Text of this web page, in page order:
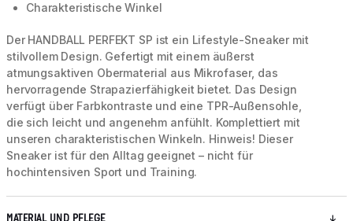
Charakteristische Winkel
Der HANDBALL PERFEKT SP ist ein Lifestyle-Sneaker mit
stilvollem Design. Gefertigt mit einem äußerst
atmungsaktiven Obermaterial aus Mikrofaser, das
hervorragende Strapazierfähigkeit bietet. Das Design
verfügt über Farbkontraste und eine TPR-Außensohle,
die sich leicht und angenehm anfühlt. Komplettiert mit
unseren charakteristischen Winkeln. Hinweis! Dieser
Sneaker ist für den Alltag geeignet – nicht für
hochintensiven Sport und Training.
MATERIAL UND PFLEGE